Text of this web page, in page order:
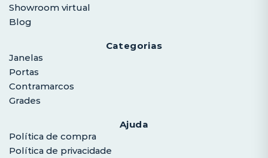
Showroom virtual
Blog
Categorias
Janelas
Portas
Contramarcos
Grades
Ajuda
Política de compra
Política de privacidade